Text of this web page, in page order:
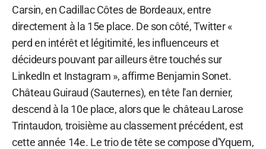
Carsin, en Cadillac Côtes de Bordeaux, entre
directement à la 15e place. De son côté, Twitter «
perd en intérêt et légitimité, les influenceurs et
décideurs pouvant par ailleurs être touchés sur
LinkedIn et Instagram », affirme Benjamin Sonet.
Château Guiraud (Sauternes), en tête l'an dernier,
descend à la 10e place, alors que le château Larose
Trintaudon, troisième au classement précédent, est
cette année 14e. Le trio de tête se compose d'Yquem,